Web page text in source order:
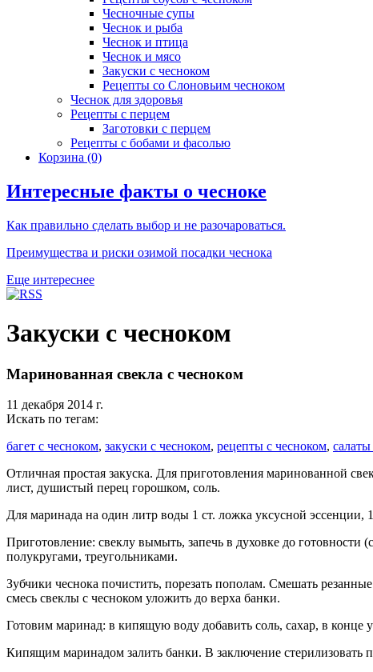
Чесночные супы
Чеснок и рыба
Чеснок и птица
Чеснок и мясо
Закуски с чесноком
Рецепты со Слоновьим чесноком
Чеснок для здоровья
Рецепты с перцем
Заготовки с перцем
Рецепты с бобами и фасолью
Корзина (0)
Интересные факты о чесноке
Как правильно сделать выбор и не разочароваться.
Преимущества и риски озимой посадки чеснока
Еще интереснее
Закуски с чесноком
Маринованная свекла с чесноком
11 декабря 2014 г.
Искать по тегам:
багет с чесноком, закуски с чесноком, рецепты с чесноком,
Отличная простая закуска. Для приготовления маринованной
лист, душистый перец горошком, соль.
Для маринада на один литр воды 1 ст. ложка уксусной эссенции,
Приготовление: свеклу вымыть, запечь в духовке до готовности
полукругами, треугольниками.
Зубчики чеснока почистить, порезать пополам. Смешать
смесь свеклы с чесноком уложить до верха банки.
Готовим маринад: в кипящую воду добавить соль, сахар, в конце
Кипящим маринадом залить банки. В заключение стерилизовать